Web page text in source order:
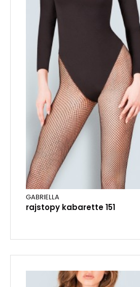
GABRIELLA
rajstopy kabarette 151